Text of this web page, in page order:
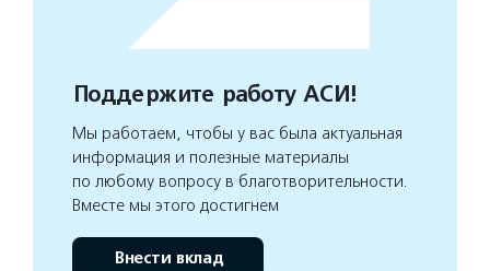
Поддержите работу АСИ!
Мы работаем, чтобы у вас была актуальная
информация и полезные материалы
по любому вопросу в благотворительности.
Вместе мы этого достигнем
Внести вклад